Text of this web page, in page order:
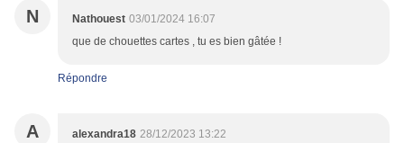
N Nathouest 03/01/2024 16:07
que de chouettes cartes , tu es bien gâtée !
Répondre
A alexandra18 28/12/2023 13:22